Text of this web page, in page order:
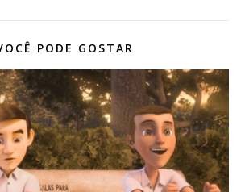
PODE GOSTAR